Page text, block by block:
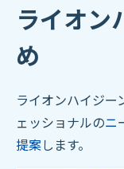
ライオン
め
ライオンハイジー
ェッショナルのニ
提案します。